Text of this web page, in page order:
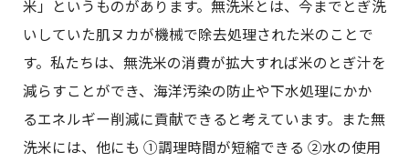
米」というものがあります。無洗米とは、今までとぎ洗
いしていた肌ヌカが機械で除去処理された米のことで
す。私たちは、無洗米の消費が拡大すれば米のとぎ汁を
減らすことができ、海洋汚染の防止や下水処理にかか
るエネルギー削減に貢献できると考えています。また無
洗米には、他にも ①調理時間が短縮できる ②水の使用